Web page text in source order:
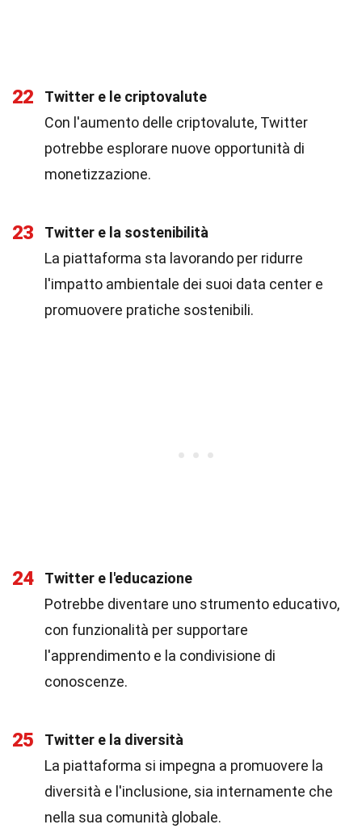
22
Twitter e le criptovalute
Con l'aumento delle criptovalute, Twitter
potrebbe esplorare nuove opportunità di
monetizzazione.
23
Twitter e la sostenibilità
La piattaforma sta lavorando per ridurre
l'impatto ambientale dei suoi data center e
promuovere pratiche sostenibili.
24
Twitter e l'educazione
Potrebbe diventare uno strumento educativo,
con funzionalità per supportare
l'apprendimento e la condivisione di
conoscenze.
25
Twitter e la diversità
La piattaforma si impegna a promuovere la
diversità e l'inclusione, sia internamente che
nella sua comunità globale.